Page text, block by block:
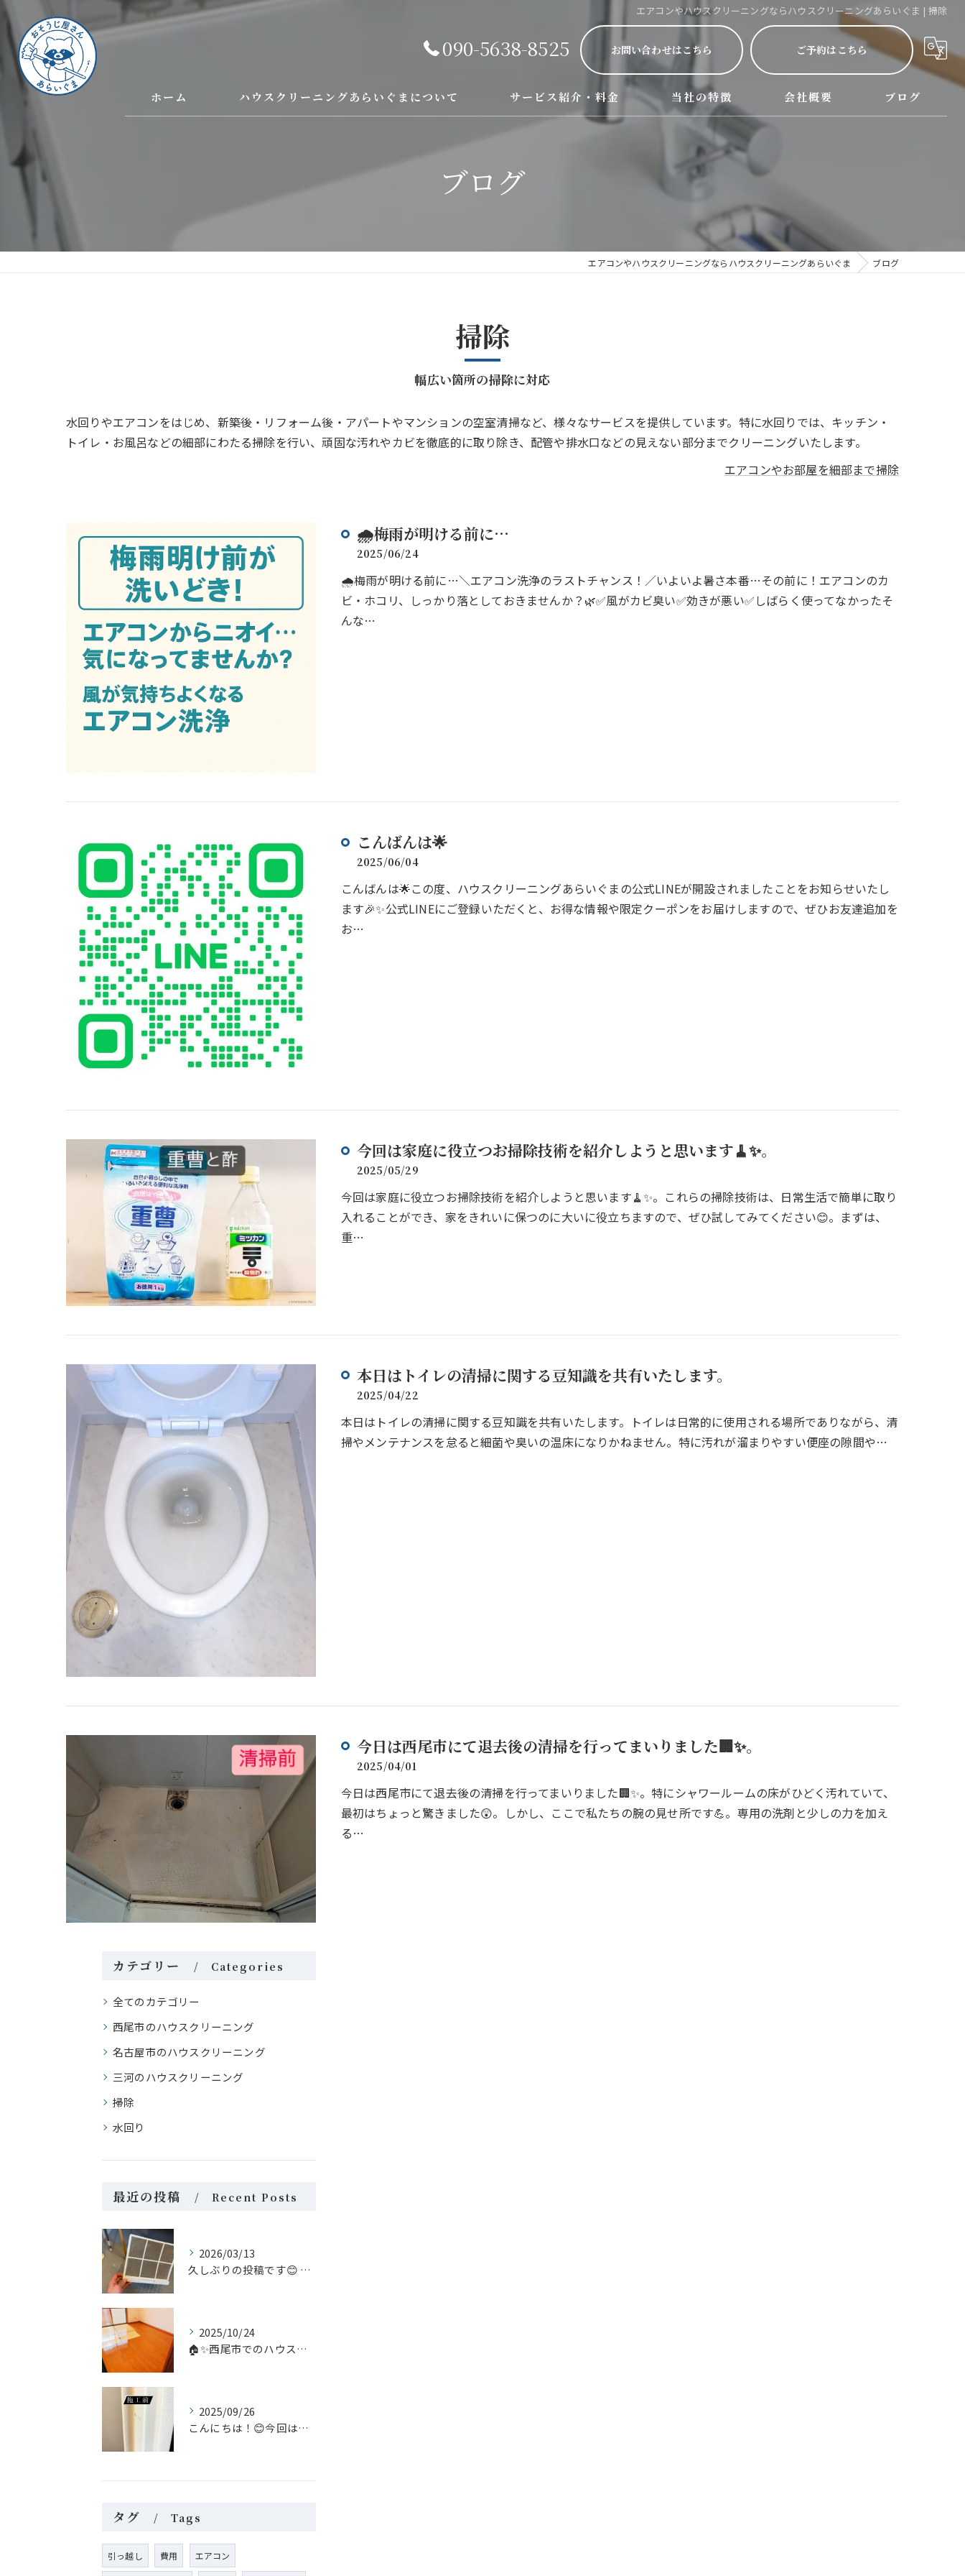
エアコンやハウスクリーニングならハウスクリーニングあらいぐま | 掃除
090-5638-8525 お問い合わせはこちら ご予約はこちら
ホーム ハウスクリーニングあらいぐまについて サービス紹介・料金
エアコン、レンジフード、お風呂サービス詳細
当社の特徴
西尾市のハウスクリーニング
名古屋市のハウスクリーニング
三河のハウスクリーニング
掃除
会社概要 ブログ
ブログ
エアコンやハウスクリーニングならハウスクリーニングあらいぐま ブログ
掃除
幅広い箇所の掃除に対応
水回りやエアコンをはじめ、新築後・リフォーム後・アパートやマンションの空室清掃など、様々なサービスを提供しています。特に水回りでは、キッチン・
トイレ・お風呂などの細部にわたる掃除を行い、頑固な汚れやカビを徹底的に取り除き、配管や排水口などの見えない部分までクリーニングいたします。
エアコンやお部屋を細部まで掃除
🌧️梅雨が明ける前に…
2025/06/24
🌧️梅雨が明ける前に…＼エアコン洗浄のラストチャンス！／いよいよ暑さ本番…その前に！エアコンのカ
ビ・ホコリ、しっかり落としておきませんか？🌿✅風がカビ臭い✅効きが悪い✅しばらく使ってなかったそ
んな…
こんばんは🌟
2025/06/04
こんばんは🌟この度、ハウスクリーニングあらいぐまの公式LINEが開設されましたことをお知らせいたし
ます🎉✨公式LINEにご登録いただくと、お得な情報や限定クーポンをお届けしますので、ぜひお友達追加を
お…
今回は家庭に役立つお掃除技術を紹介しようと思います🧹✨。
2025/05/29
今回は家庭に役立つお掃除技術を紹介しようと思います🧹✨。これらの掃除技術は、日常生活で簡単に取り
入れることができ、家をきれいに保つのに大いに役立ちますので、ぜひ試してみてください😊。まずは、
重…
本日はトイレの清掃に関する豆知識を共有いたします。
2025/04/22
本日はトイレの清掃に関する豆知識を共有いたします。トイレは日常的に使用される場所でありながら、清
掃やメンテナンスを怠ると細菌や臭いの温床になりかねません。特に汚れが溜まりやすい便座の隙間や…
今日は西尾市にて退去後の清掃を行ってまいりました🏢✨。
2025/04/01
今日は西尾市にて退去後の清掃を行ってまいりました🏢✨。特にシャワールームの床がひどく汚れていて、
最初はちょっと驚きました😲。しかし、ここで私たちの腕の見せ所です💪。専用の洗剤と少しの力を加え
る…
カテゴリー Categories
全てのカテゴリー
西尾市のハウスクリーニング
名古屋市のハウスクリーニング
三河のハウスクリーニング
掃除
水回り
最近の投稿 Recent Posts
2026/03/13
久しぶりの投稿です😊 今回は家庭内のちょっとしたヒーロー、浴...
2025/10/24
🏠✨西尾市でのハウスクリーニングなら、私たち「あらいぐま」に...
2025/09/26
こんにちは！😊今回はリペア補修についてのご案内です。
タグ Tags
引っ越し 費用 エアコン